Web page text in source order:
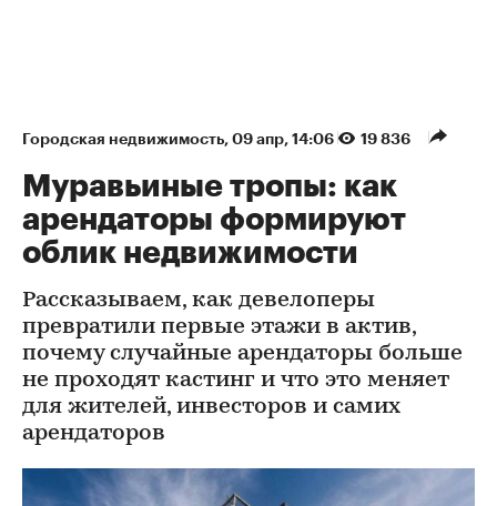
Городская недвижимость 09 апр, 14:06 19 836
Муравьиные тропы: как
арендаторы формируют
облик недвижимости
Рассказываем, как девелоперы
превратили первые этажи в актив,
почему случайные арендаторы больше
не проходят кастинг и что это меняет
для жителей, инвесторов и самих
арендаторов